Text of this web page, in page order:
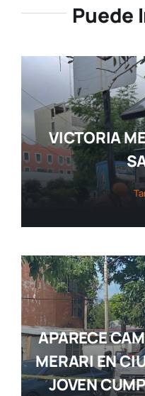
Puede
VICTORIA
APARECE
MERARI EN
JOVEN